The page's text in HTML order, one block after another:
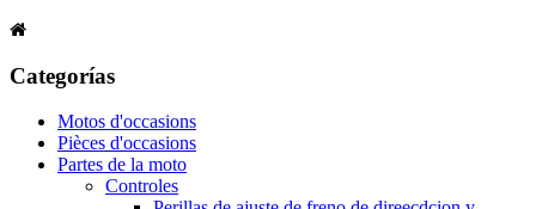
Categorías
Motos d'occasions
Pièces d'occasions
Partes de la moto
Controles